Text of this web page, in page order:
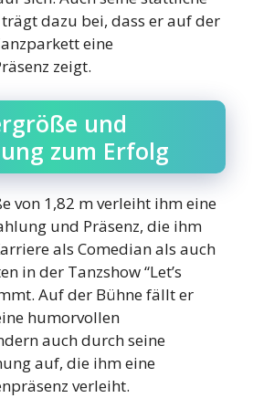
dazu bei, dass er auf der
eine
zeigt.
und
zum Erfolg
von 1,82 m verleiht ihm eine
und Präsenz, die ihm
als Comedian als auch
in der Tanzshow “Let’s
Auf der Bühne fällt er
humorvollen
auch durch seine
auf, die ihm eine
verleiht.